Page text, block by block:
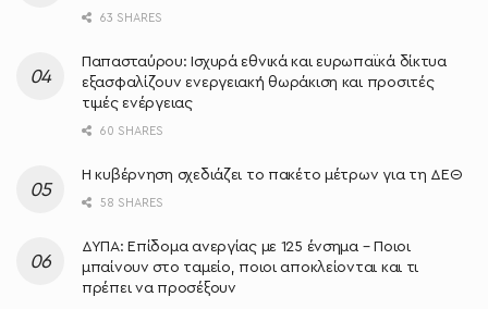
63 SHARES
Παπασταύρου: Ισχυρά εθνικά και ευρωπαϊκά δίκτυα
εξασφαλίζουν ενεργειακή θωράκιση και προσιτές
τιμές ενέργειας
60 SHARES
Η κυβέρνηση σχεδιάζει το πακέτο μέτρων για τη ΔΕΘ
58 SHARES
ΔΥΠΑ: Επίδομα ανεργίας με 125 ένσημα – Ποιοι
μπαίνουν στο ταμείο, ποιοι αποκλείονται και τι
πρέπει να προσέξουν